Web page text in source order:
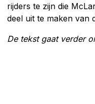
rijders te zijn die
deel uit te maken van
De tekst gaat verder